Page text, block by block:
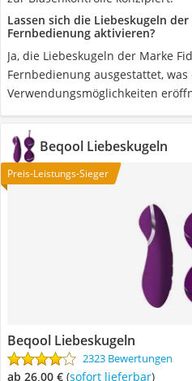
Lassen sich die Liebeskugeln
Fernbedienung aktivieren?
Ja, die Liebeskugeln der Marke
Fernbedienung ausgestattet, was
Verwendungsmöglichkeiten
Beqool Liebeskugeln
Preis-Leistungs-Sieger
Beqool Liebeskugeln
2323 Bewertungen
ab 26,00 € ( Sofort lieferbar)